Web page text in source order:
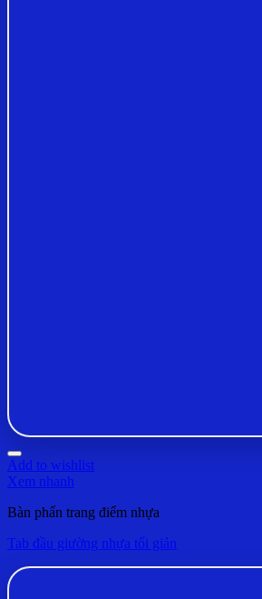
Add to wishlist
Xem nhanh
Bàn phấn trang điểm nhựa
Tab đầu giường nhựa tối giản